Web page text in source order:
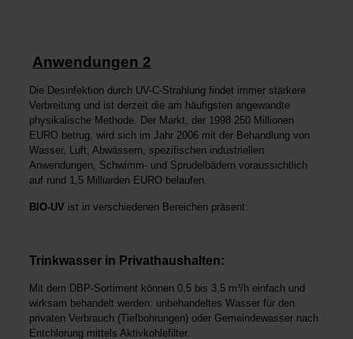
Anwendungen 2
Die Desinfektion durch UV-C-Strahlung findet immer stärkere
Verbreitung und ist derzeit die am häufigsten angewandte
physikalische Methode. Der Markt, der 1998 250 Millionen
EURO betrug, wird sich im Jahr 2006 mit der Behandlung von
Wasser, Luft, Abwässern, spezifischen industriellen
Anwendungen, Schwimm- und Sprudelbädern voraussichtlich
auf rund 1,5 Milliarden EURO belaufen.
BIO-UVist in verschiedenen Bereichen präsent:
Trinkwasser in Privathaushalten:
Mit dem DBP-Sortiment können 0,5 bis 3,5 m³/h einfach und
wirksam behandelt werden: unbehandeltes Wasser für den
privaten Verbrauch (Tiefbohrungen) oder Gemeindewasser nach
Entchlorung mittels Aktivkohlefilter.